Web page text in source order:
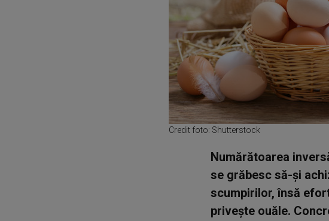
Credit foto: Shutterstock
Numărătoarea
se grăbesc să-și
scumpirilor, însă
privește ouăle.